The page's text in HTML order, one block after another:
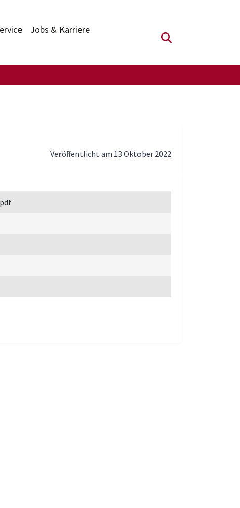
Jobs & Karriere
Suchfeld
Veröffentlicht am 13 Oktober 2022